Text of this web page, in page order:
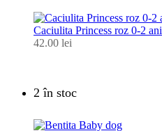
Caciulita Princess roz 0-2 ani
42.00 lei
2 în stoc